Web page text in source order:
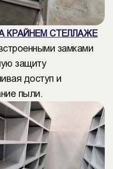
КРАЙНЕМ СТЕЛЛАЖЕ
замками
защиту
доступ и
пыли.